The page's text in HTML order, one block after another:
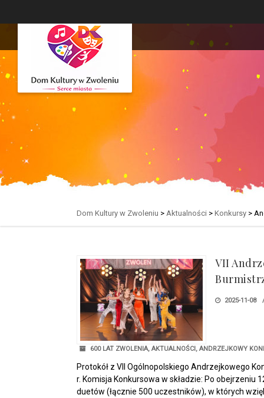
Dom Kultury w Zwoleniu > Aktualności > Konkursy >
VII
2025-11-08
600 LAT ZWOLENIA, AKTUALNOŚCI, ANDRZEJKOWY
Protokół z VII Ogólnopolskiego Andrzejkowego
r. Komisja Konkursowa w składzie: Po obejrzeniu
duetów (łącznie 500 uczestników), w których